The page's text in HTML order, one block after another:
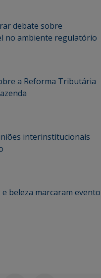
debate sobre
no ambiente regulatório
a Reforma Tributária
interinstitucionais
beleza marcaram evento